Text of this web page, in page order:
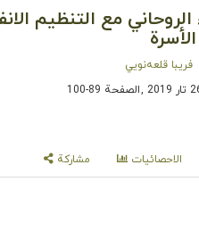
مع التنظيم
فریبا قلعه‌نویي
,الصفحة 89-100
الاحصائيات مشاركة